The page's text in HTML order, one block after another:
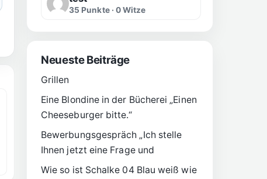
35 Punkte · 0 Witze
Neueste Beiträge
Grillen
Eine Blondine in der Bücherei „Einen
Cheeseburger bitte.“
Bewerbungsgespräch „Ich stelle
Ihnen jetzt eine Frage und
Wie so ist Schalke 04 Blau weiß wie